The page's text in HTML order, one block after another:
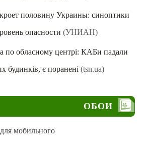
половину Украины: синоптики
опасности (УНИАН)
по обласному центрі: КАБи падали
будинків, є поранені (tsn.ua)
ОБОИ
мобильного